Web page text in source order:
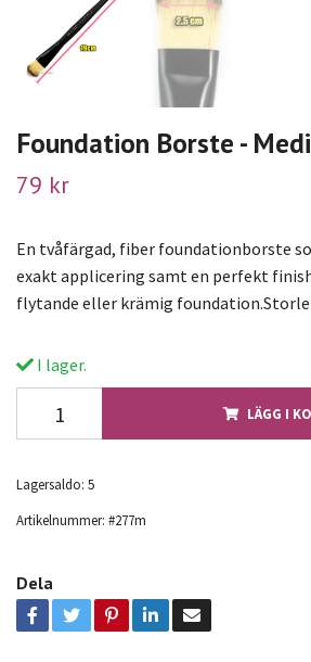
Foundation Borste -
79 kr
En tvåfärgad, fiber foundationborste
exakt applicering samt en perfekt
flytande eller krämig
I lager.
LÄGG I
Lagersaldo: 5
Artikelnummer: #277m
Dela